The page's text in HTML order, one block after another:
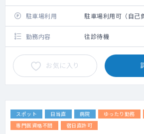
必須）
駐車場利用
駐車場利用可（自己
勤務内容 往診待機
お気に入り
スポット 日当直 病院 ゆったり勤務
専門医資格不問
宿日直許可